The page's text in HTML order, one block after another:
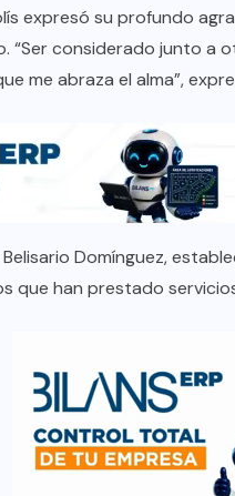
expresó su profundo
“Ser considerado junto a
me abraza el alma”,
Domínguez,
que han prestado